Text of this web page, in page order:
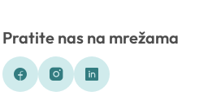
Pratite nas na mrežama